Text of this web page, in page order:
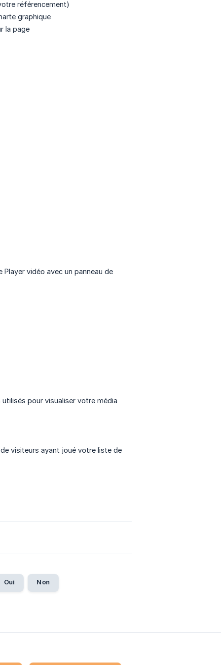
référencement)
graphique
la page
vidéo avec un panneau de
pour visualiser votre média
visiteurs ayant joué votre liste de
Oui Non